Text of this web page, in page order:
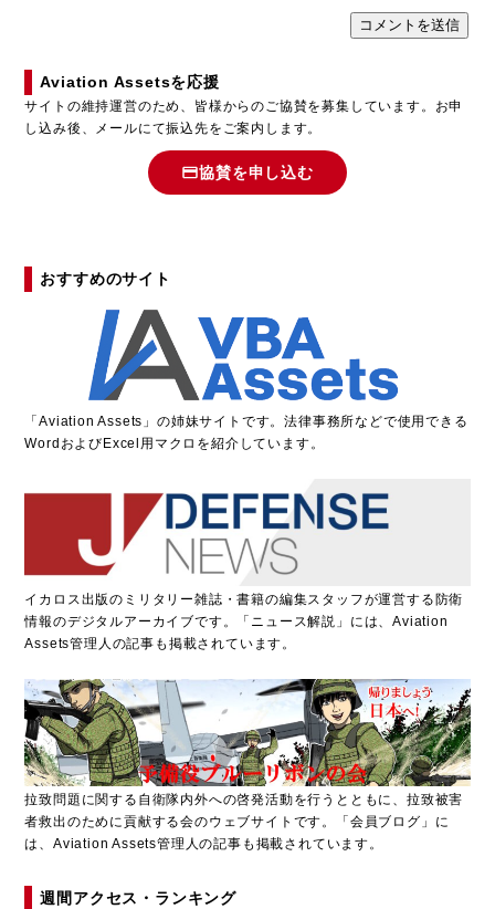
Aviation Assetsを応援
サイトの維持運営のため、皆様からのご協賛を募集しています。お申
し込み後、メールにて振込先をご案内します。
協賛を申し込む
おすすめのサイト
「Aviation Assets」の姉妹サイトです。法律事務所などで使用できる
WordおよびExcel用マクロを紹介しています。
イカロス出版のミリタリー雑誌・書籍の編集スタッフが運営する防衛
情報のデジタルアーカイブです。「ニュース解説」には、Aviation
Assets管理人の記事も掲載されています。
拉致問題に関する自衛隊内外への啓発活動を行うとともに、拉致被害
者救出のために貢献する会のウェブサイトです。「会員ブログ」に
は、Aviation Assets管理人の記事も掲載されています。
週間アクセス・ランキング